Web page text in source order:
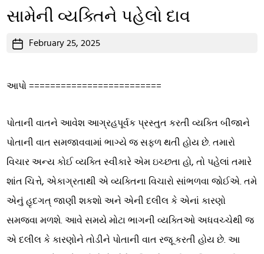
સામેની વ્યક્તિને પહેલો દાવ
PostFebruary 25, 2025
આપો =========================
પોતાની વાતને આવેશ આગ્રહપૂર્વક પ્રસ્તુત કરતી વ્યક્તિ બીજાને
પોતાની વાત સમજાવવામાં ભાગ્યે જ સફળ થતી હોય છે. તમારો
વિચાર અન્ય કોઈ વ્યક્તિ સ્વીકારે એમ ઇચ્છતા હો, તો પહેલાં તમારે
શાંત ચિત્તે, એકાગ્રતાથી એ વ્યક્તિના વિચારો સાંભળવા જોઈએ. તમે
એનું હૃદગત્ જાણી શકશો અને એની દલીલ કે એનાં કારણો
સમજવા મળશે. આવે સમયે મોટા ભાગની વ્યક્તિઓ અધવચ્ચેથી જ
એ દલીલ કે કારણોને તોડીને પોતાની વાત રજૂ કરતી હોય છે. આ